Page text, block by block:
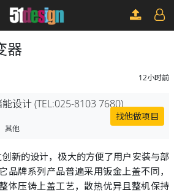
器
12小时前
设计 (TEL:025-8103 7680)
其他
找他做项目
新的设计，极大的方便了用户安装与部
品牌系列产品普遍采用钣金上盖不同，
体压铸上盖工艺，散热优异且整机保持